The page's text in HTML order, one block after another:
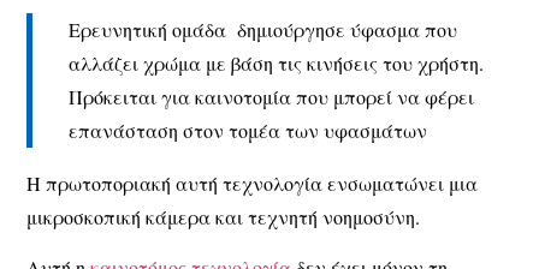
Ερευνητική ομάδα δημιούργησε ύφασμα που
αλλάζει χρώμα με βάση τις κινήσεις του χρήστη.
Πρόκειται για καινοτομία που μπορεί να φέρει
επανάσταση στον τομέα των υφασμάτων
Η πρωτοποριακή αυτή τεχνολογία ενσωματώνει μια
μικροσκοπική κάμερα και τεχνητή νοημοσύνη.